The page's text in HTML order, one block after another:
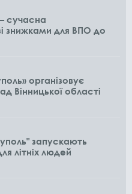
сучасна
знижками для ВПО до
організовує
Вінницької області
запускають
літніх людей